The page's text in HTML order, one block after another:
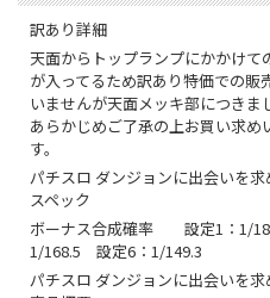
訳あり詳細
天面からトップランプにかかけ
が入ってるため訳あり特価での販
いませんが天面メッキ部につき
あらかじめご了承の上お買い求
す。
パチスロ ダンジョンに出会いを
スペック
ボーナス合成確率 設定1：1/
1/168.5 設定6：1/149.3
パチスロ ダンジョンに出会いを